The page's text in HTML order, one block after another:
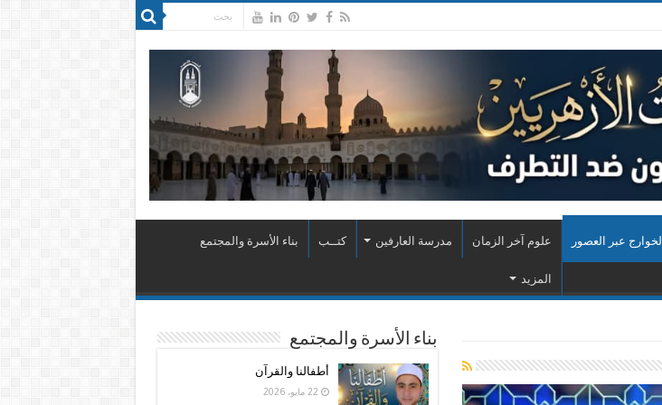
الخوارج عبر العصور علوم آخر الزمان مدرسة العارفين كتــب بناء الأسرة والمجتمع
المزيد
بناء الأسرة والمجتمع
أطفالنا والقرآن
22 مايو، 2026